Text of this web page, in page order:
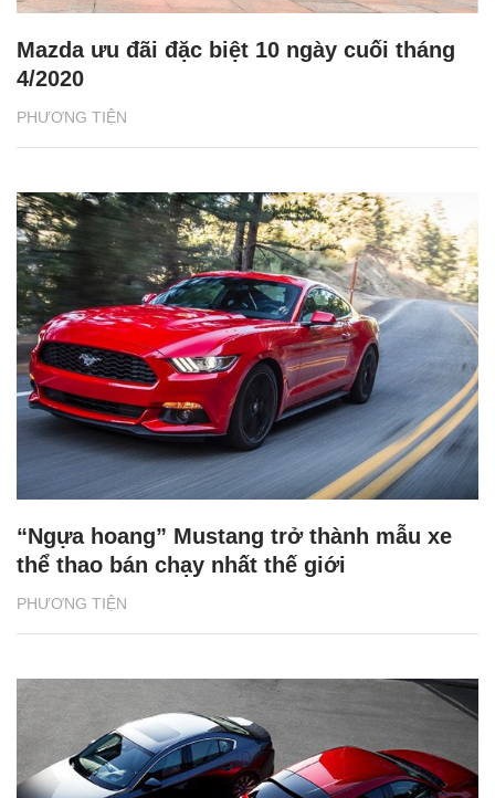
PHƯƠNG TIỆN
Mazda ưu đãi đặc biệt 10 ngày cuối tháng
4/2020
PHƯƠNG TIỆN
“Ngựa hoang” Mustang trở thành mẫu xe
thể thao bán chạy nhất thế giới